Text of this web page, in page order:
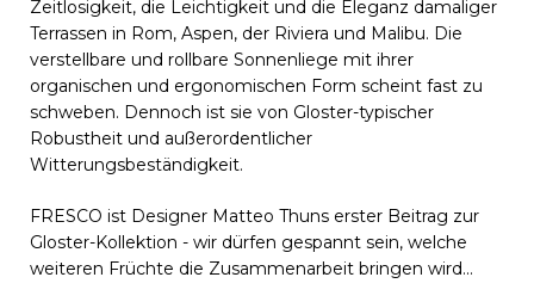
Zeitlosigkeit, die Leichtigkeit und die Eleganz damaliger
Terrassen in Rom, Aspen, der Riviera und Malibu. Die
verstellbare und rollbare Sonnenliege mit ihrer
organischen und ergonomischen Form scheint fast zu
schweben. Dennoch ist sie von Gloster-typischer
Robustheit und außerordentlicher
Witterungsbeständigkeit.
FRESCO ist Designer Matteo Thuns erster Beitrag zur
Gloster-Kollektion - wir dürfen gespannt sein, welche
weiteren Früchte die Zusammenarbeit bringen wird...